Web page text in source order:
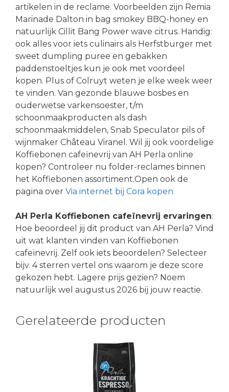
artikelen in de reclame. Voorbeelden zijn Remia
Marinade Dalton in bag smokey BBQ-honey en
natuurlijk Cillit Bang Power wave citrus. Handig:
ook alles voor iets culinairs als Herfstburger met
sweet dumpling puree en gebakken
paddenstoeltjes kun je ook met voordeel
kopen. Plus of Colruyt weten je elke week weer
te vinden. Van gezonde blauwe bosbes en
ouderwetse varkensoester, t/m
schoonmaakproducten als dash
schoonmaakmiddelen, Snab Speculator pils of
wijnmaker Château Viranel. Wil jij ook voordelige
Koffiebonen cafeïnevrij van AH Perla online
kopen? Controleer nu folder-reclames binnen
het Koffiebonen assortiment.Open ook de
pagina over Via internet bij Cora kopen
AH Perla Koffiebonen cafeïnevrij ervaringen:
Hoe beoordeel jij dit product van AH Perla? Vind
uit wat klanten vinden van Koffiebonen
cafeïnevrij. Zelf ook iets beoordelen? Selecteer
bijv. 4 sterren vertel ons waarom je deze score
gekozen hebt. Lagere prijs gezien? Noem
natuurlijk wel augustus 2026 bij jouw reactie.
Gerelateerde producten